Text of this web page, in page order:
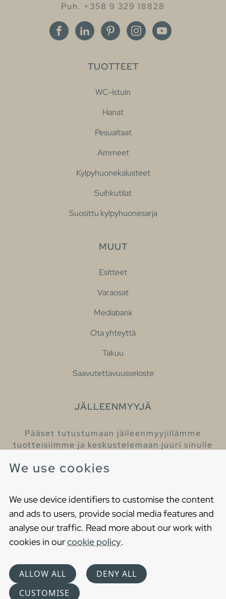
We use cookies
We use device identifiers to customise the content
and ads to users, provide social media features and
analyse our traffic. Read more about our work with
cookies in ourcookie policy.
ALLOW ALL
DENY ALL
CUSTOMISE
Puh. +358 9 329 18828
TUOTTEET
WC-istuin
Hanat
Pesualtaat
Ammeet
Kylpyhuonekalusteet
Suihkutilat
Suosittu kylpyhuonesarja
MUUT
Esitteet
Varaosat
Mediabank
Ota yhteyttä
Takuu
Saavutettavuusseloste
JÄLLEENMYYJÄ
Pääset tutustumaan jälleenmyyjillämme
tuotteisiimme ja keskustelemaan juuri sinulle
Cookies
Privacy statement
Choose language